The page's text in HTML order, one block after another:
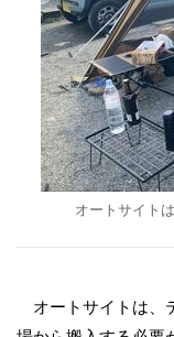
オートサイト
オートサイトは、